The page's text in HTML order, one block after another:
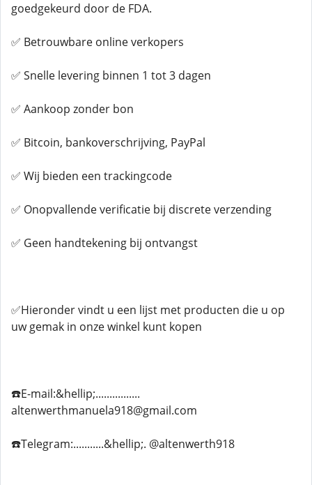
goedgekeurd door de FDA.
✅ Betrouwbare online verkopers
✅ Snelle levering binnen 1 tot 3 dagen
✅ Aankoop zonder bon
✅ Bitcoin, bankoverschrijving, PayPal
✅ Wij bieden een trackingcode
✅ Onopvallende verificatie bij discrete verzending
✅ Geen handtekening bij ontvangst
✅Hieronder vindt u een lijst met producten die u op
uw gemak in onze winkel kunt kopen
☎️E-mail:&hellip;................
altenwerthmanuela918@gmail.com
☎️Telegram:...........&hellip;. @altenwerth918